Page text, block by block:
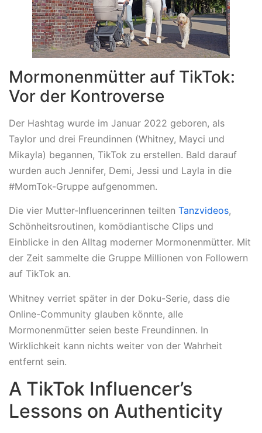
Mormonenmütter auf TikTok:
Vor der Kontroverse
Der Hashtag wurde im Januar 2022 geboren, als
Taylor und drei Freundinnen (Whitney, Mayci und
Mikayla) begannen, TikTok zu erstellen. Bald darauf
wurden auch Jennifer, Demi, Jessi und Layla in die
#MomTok-Gruppe aufgenommen.
Die vier Mutter-Influencerinnen teilten Tanzvideos,
Schönheitsroutinen, komödiantische Clips und
Einblicke in den Alltag moderner Mormonenmütter. Mit
der Zeit sammelte die Gruppe Millionen von Followern
auf TikTok an.
Whitney verriet später in der Doku-Serie, dass die
Online-Community glauben könnte, alle
Mormonenmütter seien beste Freundinnen. In
Wirklichkeit kann nichts weiter von der Wahrheit
entfernt sein.
A TikTok Influencer’s
Lessons on Authenticity